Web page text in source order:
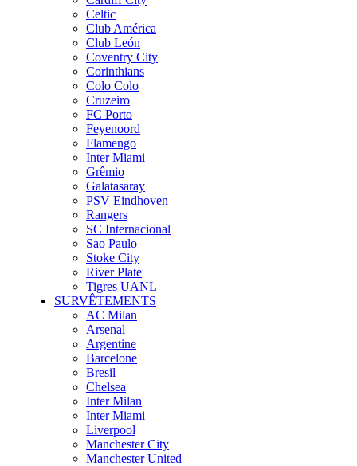
Celtic
Club América
Club León
Coventry City
Corinthians
Colo Colo
Cruzeiro
FC Porto
Feyenoord
Flamengo
Inter Miami
Grêmio
Galatasaray
PSV Eindhoven
Rangers
SC Internacional
Sao Paulo
Stoke City
River Plate
Tigres UANL
SURVÊTEMENTS
AC Milan
Arsenal
Argentine
Barcelone
Bresil
Chelsea
Inter Milan
Inter Miami
Liverpool
Manchester City
Manchester United